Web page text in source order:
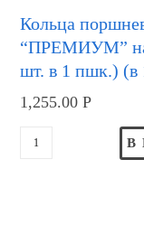
Кольца
“ПРЕМИУМ”
шт. в 1 пшк.) (в
1,255.00Р
В